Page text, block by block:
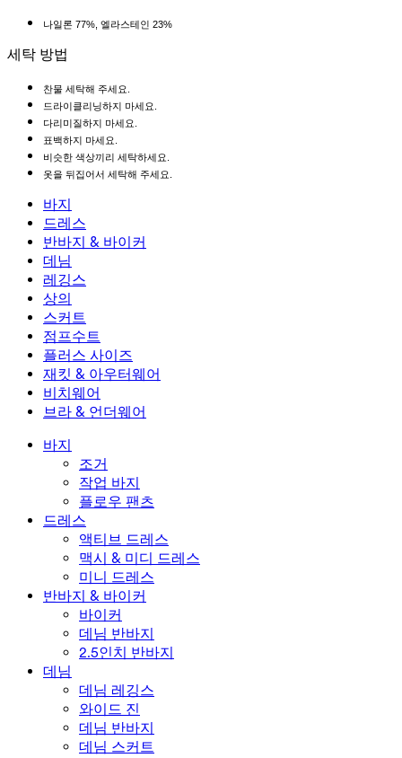
나일론 77%, 엘라스테인 23%
세탁 방법
찬물 세탁해 주세요.
드라이클리닝하지 마세요.
다리미질하지 마세요.
표백하지 마세요.
비슷한 색상끼리 세탁하세요.
옷을 뒤집어서 세탁해 주세요.
바지
바지
조거
작업 바지
플로우 팬츠
드레스
드레스
액티브 드레스
맥시 & 미디 드레스
미니 드레스
반바지 & 바이커
반바지 & 바이커
바이커
데님 반바지
2.5인치 반바지
데님
데님
데님 레깅스
와이드 진
데님 반바지
데님 스커트
레깅스
레깅스
데님 레깅스
힙업 레깅스
요가 레깅스
상의
상의
스포츠 브라
티셔츠
스커트
스커트
액티브 스커트
미니 스커트
맥시 & 미디 스커트
점프수트
점프수트
오버롤
롬퍼
플러스 사이즈
플러스 사이즈
플러스 사이즈 하의
플러스 사이즈 상의
플러스 사이즈 드레스
재킷 & 아우터웨어
재킷 & 아우터웨어
재킷 & 아우터웨어
아우터웨어
비치웨어
비치웨어
수영복 상의
수영복 세트
브라 & 언더웨어
브라 & 언더웨어
언더웨어
바지
조거
작업 바지
플로우 팬츠
드레스
액티브 드레스
맥시 & 미디 드레스
미니 드레스
반바지 & 바이커
바이커
데님 반바지
2.5인치 반바지
데님
데님 레깅스
와이드 진
데님 반바지
데님 스커트